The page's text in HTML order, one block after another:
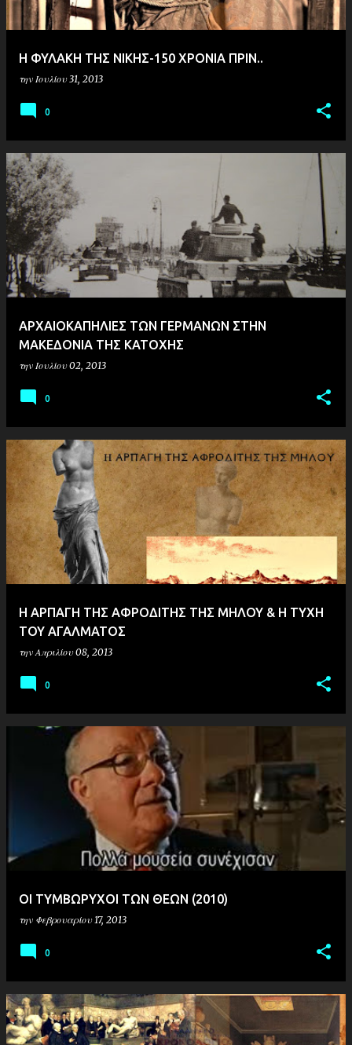
H ΦΥΛΑΚΗ ΤΗΣ ΝΙΚΗΣ-150 ΧΡΟΝΙΑ ΠΡΙΝ..
την Ιουλίου 31, 2013
0
AΡΧΑΙΟΚΑΠΗΛΙΕΣ ΤΩΝ ΓΕΡΜΑΝΩΝ ΣΤΗΝ
ΜΑΚΕΔΟΝΙΑ ΤΗΣ ΚΑΤΟΧΗΣ
την Ιουλίου 02, 2013
0
H AΡΠΑΓΗ ΤΗΣ ΑΦΡΟΔΙΤΗΣ ΤΗΣ ΜΗΛΟΥ & Η ΤΥΧΗ
ΤΟΥ ΑΓΑΛΜΑΤΟΣ
την Απριλίου 08, 2013
0
ΟΙ ΤΥΜΒΩΡΥΧΟΙ ΤΩΝ ΘΕΩΝ (2010)
την Φεβρουαρίου 17, 2013
0